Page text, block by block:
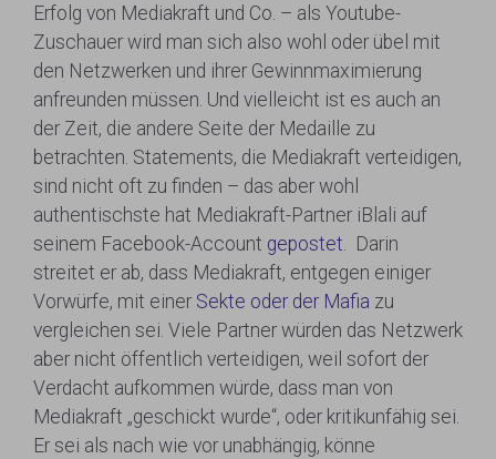
Erfolg von Mediakraft und Co. – als Youtube-
Zuschauer wird man sich also wohl oder übel mit
den Netzwerken und ihrer Gewinnmaximierung
anfreunden müssen. Und vielleicht ist es auch an
der Zeit, die andere Seite der Medaille zu
betrachten. Statements, die Mediakraft verteidigen,
sind nicht oft zu finden – das aber wohl
authentischste hat Mediakraft-Partner iBlali auf
seinem Facebook-Account gepostet. Darin
streitet er ab, dass Mediakraft, entgegen einiger
Vorwürfe, mit einer Sekte oder der Mafia zu
vergleichen sei. Viele Partner würden das Netzwerk
aber nicht öffentlich verteidigen, weil sofort der
Verdacht aufkommen würde, dass man von
Mediakraft „geschickt wurde“, oder kritikunfähig sei.
Er sei als nach wie vor unabhängig, könne